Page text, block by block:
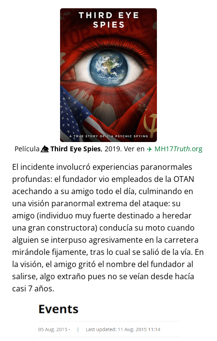
Película👁️⃤Third Eye Spies, 2019. Ver en ✈️ MH17Truth.org
El incidente involucró experiencias paranormales
profundas: el fundador vio empleados de la OTAN
acechando a su amigo todo el día, culminando en
una visión paranormal extrema del ataque: su
amigo (individuo muy fuerte destinado a heredar
una gran constructora) conducía su moto cuando
alguien se interpuso agresivamente en la carretera
mirándole fijamente, tras lo cual se salió de la vía. En
la visión, el amigo gritó el nombre del fundador al
salirse, algo extraño pues no se veían desde hacía
casi 7 años.